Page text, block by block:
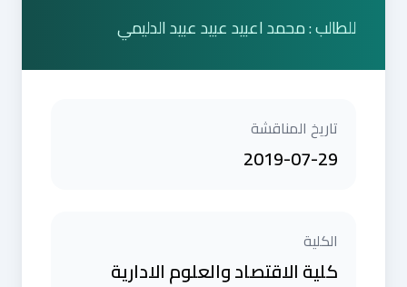
للطالب : محمد اعبيد عبيد عبيد الدليمي
تاريخ المناقشة
2019-07-29
الكلية
كلية الاقتصاد والعلوم الادارية